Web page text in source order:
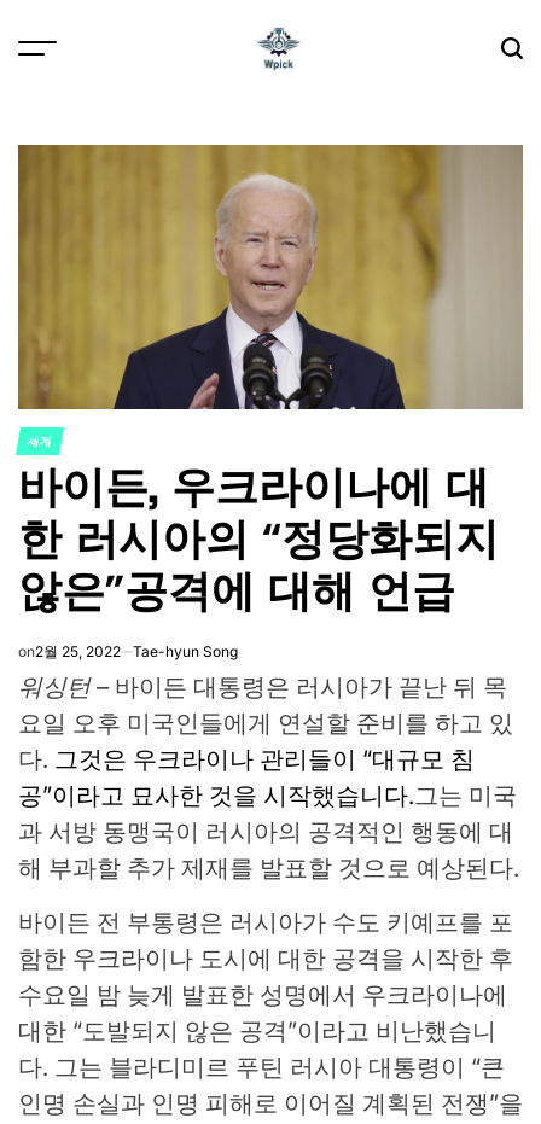
POSTED
IN
세계
바이든, 우크라이나에 대
한 러시아의 “정당화되지
않은”공격에 대해 언급
on2월 25, 2022 Tae-hyun Song
워싱턴 – 바이든 대통령은 러시아가 끝난 뒤 목
요일 오후 미국인들에게 연설할 준비를 하고 있
다. 그것은 우크라이나 관리들이 “대규모 침
공”이라고 묘사한 것을 시작했습니다.그는 미국
과 서방 동맹국이 러시아의 공격적인 행동에 대
해 부과할 추가 제재를 발표할 것으로 예상된다.
바이든 전 부통령은 러시아가 수도 키예프를 포
함한 우크라이나 도시에 대한 공격을 시작한 후
수요일 밤 늦게 발표한 성명에서 우크라이나에
대한 “도발되지 않은 공격”이라고 비난했습니
다. 그는 블라디미르 푸틴 러시아 대통령이 “큰
인명 손실과 인명 피해로 이어질 계획된 전쟁”을